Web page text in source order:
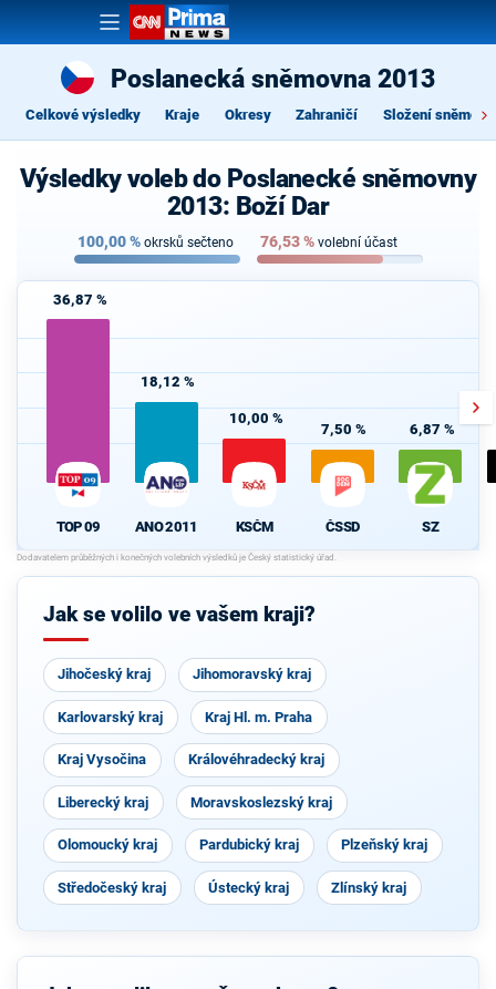
Poslanecká sněmovna 2013
Celkové výsledky Kraje Okresy Zahraničí Složení
Výsledky voleb do Poslanecké sněmovny
2013: Boží Dar
100,00% okrsků sečteno 76,53% volební účast
36,87 %
TOP 09
18,12 %
ANO 2011
10,00 %
KSČM
7,50 %
ČSSD
6,87 %
SZ
Jak se volilo ve vašem kraji?
Jihočeský kraj Jihomoravský kraj
Karlovarský kraj Kraj Hl. m. Praha
Kraj Vysočina Královéhradecký kraj
Liberecký kraj Moravskoslezský kraj
Olomoucký kraj Pardubický kraj Plzeňský kraj
Středočeský kraj Ústecký kraj Zlínský kraj